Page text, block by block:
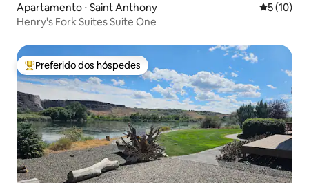
Apartamento ⋅ Saint Anthony 5 de uma
5 (10)
Henry's Fork Suites Suite One
Entre os melhores preferidos dos hóspedes
Preferido dos hóspedes